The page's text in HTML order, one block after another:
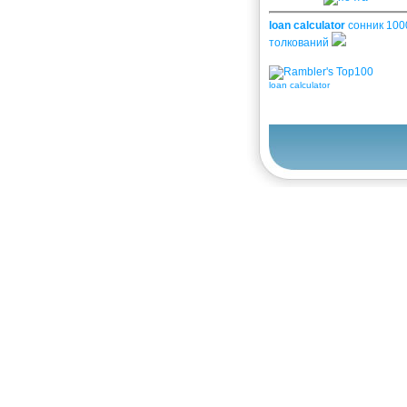
loan calculator сонник
толкований
loan calculator